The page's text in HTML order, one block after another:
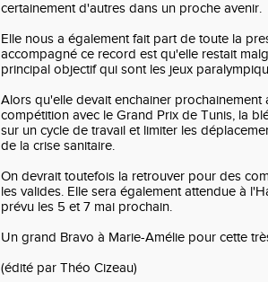
certainement d'autres dans un proche avenir.
Elle nous a également fait part de toute la
accompagné ce record est qu'elle restait
principal objectif qui sont les jeux
Alors qu'elle devait enchainer prochainement
compétition avec le Grand Prix de Tunis, la
sur un cycle de travail et limiter les
de la crise sanitaire.
On devrait toutefois la retrouver pour des
les valides. Elle sera également attendue à
prévu les 5 et 7 mai prochain.
Un grand Bravo à Marie-Amélie pour cette
(édité par Théo Cizeau)